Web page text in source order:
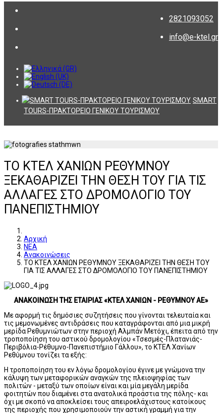
2821093052
info@e-ktel.gr
SMART
TOURS-ΠΡΑΚΤΟΡΕΙΟ ΓΕΝΙΚΟΥ ΤΟΥΡΙΣΜΟΥ
ΤΟ ΚΤΕΛ ΧΑΝΙΩΝ ΡΕΘΥΜΝΟΥ
ΞΕΚΑΘΑΡΙΖΕΙ ΤΗΝ ΘΕΣΗ ΤΟΥ ΓΙΑ ΤΙΣ
ΑΛΛΑΓΕΣ ΣΤΟ ΔΡΟΜΟΛΟΓΙΟ ΤΟΥ
ΠΑΝΕΠΙΣΤΗΜΙΟΥ
Αρχική
ΝΕΑ
Ανακοινώσεις
ΤΟ ΚΤΕΛ ΧΑΝΙΩΝ ΡΕΘΥΜΝΟΥ ΞΕΚΑΘΑΡΙΖΕΙ ΤΗΝ ΘΕΣΗ ΤΟΥ
ΓΙΑ ΤΙΣ ΑΛΛΑΓΕΣ ΣΤΟ ΔΡΟΜΟΛΟΓΙΟ ΤΟΥ ΠΑΝΕΠΙΣΤΗΜΙΟΥ
ΑΝΑΚΟΙΝΩΣΗ ΤΗΣ ΕΤΑΙΡΙΑΣ «ΚΤΕΛ ΧΑΝΙΩΝ - ΡΕΘΥΜΝΟΥ ΑΕ»
Με αφορμή τις δημόσιες συζητήσεις που γίνονται τελευταία και
τις μεμονωμένες αντιδράσεις που καταγράφονται από μια μικρή
μερίδα Ρεθυμνιώτων στην περιοχή Αλμπάν Μετόχι, έπειτα από την
τροποποίηση του αστικού δρομολογίου «Τσεσμές-Πλατανιάς-
Περιβόλια-Ρέθυμνο-Πανεπιστήμιο Γάλλου», το ΚΤΕΛ Χανίων
Ρεθύμνου τονίζει τα εξής:
Η τροποποίηση του εν λόγω δρομολογίου έγινε με γνώμονα την
κάλυψη των μεταφορικών αναγκών της πλειοψηφίας των
πολιτών - μεταξύ των οποίων είναι και μία μεγάλη μερίδα
φοιτητών που διαμένει στα ανατολικά προάστια της πόλης- και
όχι με σκοπό να αποκλείσει τους απειροελάχιστους κατοίκους
της περιοχής που χρησιμοποιούν την αστική γραμμή για την